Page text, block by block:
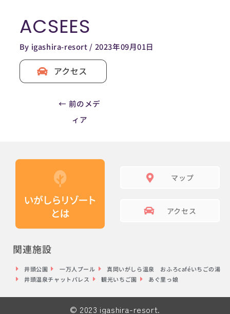
ACSEES
By igashira-resort / 2023年09月01日
Post
navigation
← 前のメデ
ィア
マップ
アクセス
関連施設
井頭公園 一万人プール
真岡いがしら温泉 おふろcaféいちごの湯
井頭温泉チャットパレス
観光いちご園 あぐ里っ娘
© 2023 igashira-resort.